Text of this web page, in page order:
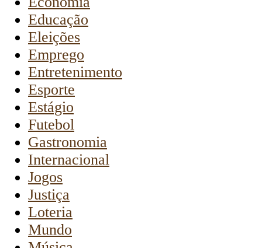
Educação
Eleições
Emprego
Entretenimento
Esporte
Estágio
Futebol
Gastronomia
Internacional
Jogos
Justiça
Loteria
Mundo